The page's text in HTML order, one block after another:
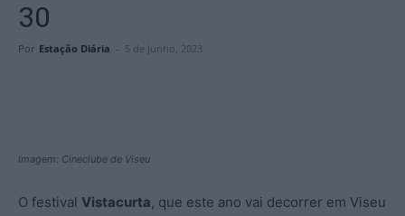
30
Por Estação Diária - 5 de Junho, 2023
Imagem: Cineclube de Viseu
O festival Vistacurta, que este ano vai decorrer em Viseu